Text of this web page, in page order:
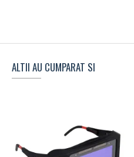
ALTII AU CUMPARAT SI